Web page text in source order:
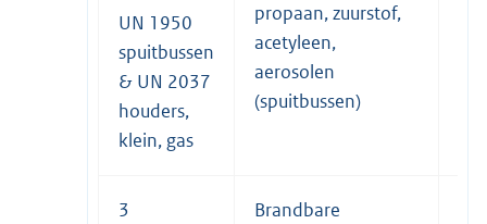
UN 1950
spuitbussen
& UN 2037
houders,
klein, gas
propaan, zuurstof,
acetyleen,
aerosolen
(spuitbussen)
3
Brandbare